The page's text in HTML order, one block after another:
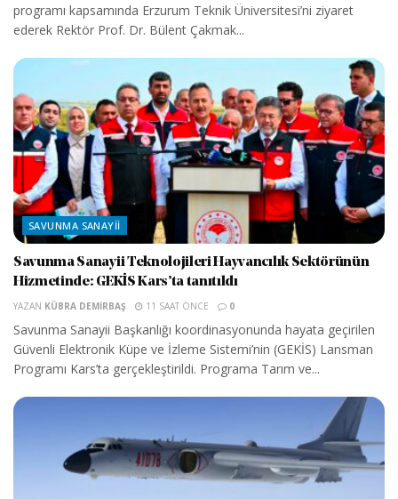
programı kapsamında Erzurum Teknik Üniversitesi’ni ziyaret
ederek Rektör Prof. Dr. Bülent Çakmak...
SAVUNMA SANAYII
Savunma Sanayii Teknolojileri Hayvancılık Sektörünün
Hizmetinde: GEKİS Kars’ta tanıtıldı
YAZAN KÜBRA DEMIRBAŞ 11 SAAT ÖNCE 0
Savunma Sanayii Başkanlığı koordinasyonunda hayata geçirilen
Güvenli Elektronik Küpe ve İzleme Sistemi’nin (GEKİS) Lansman
Programı Kars’ta gerçekleştirildi. Programa Tarım ve...